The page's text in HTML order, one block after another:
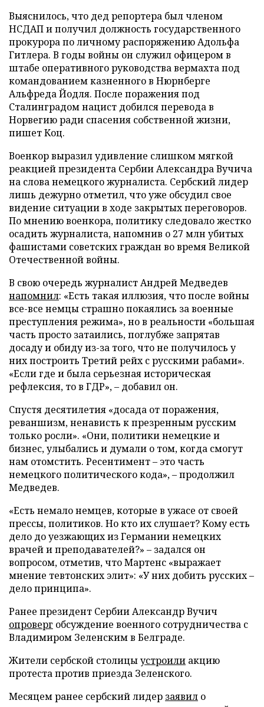
Выяснилось, что дед репортера был членом
НСДАП и получил должность государственного
прокурора по личному распоряжению Адольфа
Гитлера. В годы войны он служил офицером в
штабе оперативного руководства вермахта под
командованием казненного в Нюрнберге
Альфреда Йодля. После поражения под
Сталинградом нацист добился перевода в
Норвегию ради спасения собственной жизни,
пишет Коц.
Военкор выразил удивление слишком мягкой
реакцией президента Сербии Александра Вучича
на слова немецкого журналиста. Сербский лидер
лишь дежурно отметил, что уже обсудил свое
видение ситуации в ходе закрытых переговоров.
По мнению военкора, политику следовало жестко
осадить журналиста, напомнив о 27 млн убитых
фашистами советских граждан во время Великой
Отечественной войны.
В свою очередь журналист Андрей Медведев
напомнил: «Есть такая иллюзия, что после войны
все-все немцы страшно покаялись за военные
преступления режима», но в реальности «большая
часть просто затаились, поглубже запрятав
досаду и обиду из-за того, что не получилось у
них построить Третий рейх с русскими рабами».
«Если где и была серьезная историческая
рефлексия, то в ГДР», – добавил он.
Спустя десятилетия «досада от поражения,
реваншизм, ненависть к презренным русским
только росли». «Они, политики немецкие и
бизнес, улыбались и думали о том, когда смогут
нам отомстить. Ресентимент – это часть
немецкого политического кода», – продолжил
Медведев.
«Есть немало немцев, которые в ужасе от своей
прессы, политиков. Но кто их слушает? Кому есть
дело до уезжающих из Германии немецких
врачей и преподавателей?» – задался он
вопросом, отметив, что Мартенс «выражает
мнение тевтонских элит»: «У них добить русских –
дело принципа».
Ранее президент Сербии Александр Вучич
опроверг обсуждение военного сотрудничества с
Владимиром Зеленским в Белграде.
Жители сербской столицыустроили акцию
протеста против приезда Зеленского.
Месяцем ранее сербский лидер заявил о